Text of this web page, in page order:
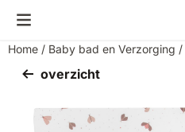
Home / Baby bad en Verzorging /
overzicht